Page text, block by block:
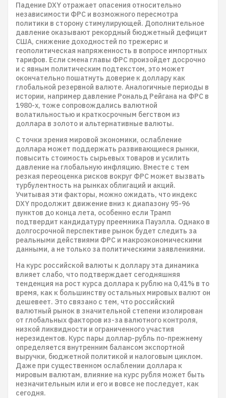
Падение DXY отражает опасения относительно
независимости ФРС и возможного пересмотра
политики в сторону стимулирующей. Дополнительное
давление оказывают рекордный бюджетный дефицит
США, снижение доходностей по трежерис и
геополитическая напряженность в вопросе импортных
тарифов. Если смена главы ФРС произойдет досрочно
и с явным политическим подтекстом, это может
окончательно пошатнуть доверие к доллару как
глобальной резервной валюте. Аналогичные периоды в
истории, например давление Рональд Рейгана на ФРС в
1980-х, тоже сопровождались валютной
волатильностью и краткосрочным бегством из
доллара в золото и альтернативные валюты.
С точки зрения мировой экономики, ослабление
доллара может поддержать развивающиеся рынки,
повысить стоимость сырьевых товаров и усилить
давление на глобальную инфляцию. Вместе с тем
резкая переоценка рисков вокруг ФРС может вызвать
турбулентность на рынках облигаций и акций.
Учитывая эти факторы, можно ожидать, что индекс
DXY продолжит движение вниз к диапазону 95-96
пунктов до конца лета, особенно если Трамп
подтвердит кандидатуру преемника Пауэлла. Однако в
долгосрочной перспективе рынок будет следить за
реальными действиями ФРС и макроэкономическими
данными, а не только за политическими заявлениями.
На курс российской валюты к доллару эта динамика
влияет слабо, что подтверждает сегодняшняя
тенденция на рост курса доллара к рублю на 0,41% в то
время, как к большинству остальных мировых валют он
дешевеет. Это связано с тем, что российский
валютный рынок в значительной степени изолирован
от глобальных факторов из-за валютного контроля,
низкой ликвидности и ограниченного участия
нерезидентов. Курс пары доллар-рубль по-прежнему
определяется внутренним балансом экспортной
выручки, бюджетной политикой и налоговым циклом.
Даже при существенном ослаблении доллара к
мировым валютам, влияние на курс рубля может быть
незначительным или и его и вовсе не последует, как
сегодня.